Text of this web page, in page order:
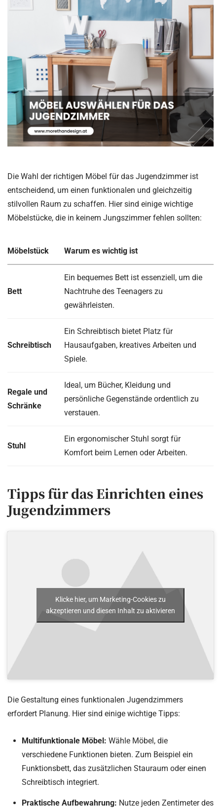
Die Wahl der richtigen Möbel für das Jugendzimmer ist
entscheidend, um einen funktionalen und gleichzeitig
stilvollen Raum zu schaffen. Hier sind einige wichtige
Möbelstücke, die in keinem Jungszimmer fehlen sollten:
Möbelstück Warum es wichtig ist
Bett
Ein bequemes Bett ist essenziell, um die
Nachtruhe des Teenagers zu
gewährleisten.
Schreibtisch
Ein Schreibtisch bietet Platz für
Hausaufgaben, kreatives Arbeiten und
Spiele.
Regale und
Schränke
Ideal, um Bücher, Kleidung und
persönliche Gegenstände ordentlich zu
verstauen.
Stuhl
Ein ergonomischer Stuhl sorgt für
Komfort beim Lernen oder Arbeiten.
Tipps für das Einrichten eines
Jugendzimmers
Klicke hier, um Marketing-Cookies zu
akzeptieren und diesen Inhalt zu aktivieren
Die Gestaltung eines funktionalen Jugendzimmers
erfordert Planung. Hier sind einige wichtige Tipps:
Multifunktionale Möbel: Wähle Möbel, die
verschiedene Funktionen bieten. Zum Beispiel ein
Funktionsbett, das zusätzlichen Stauraum oder einen
Schreibtisch integriert.
Praktische Aufbewahrung: Nutze jeden Zentimeter des